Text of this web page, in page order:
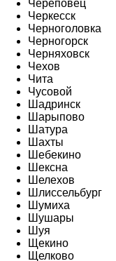
Череповец
Черкесск
Черноголовка
Черногорск
Черняховск
Чехов
Чита
Чусовой
Шадринск
Шарыпово
Шатура
Шахты
Шебекино
Шексна
Шелехов
Шлиссельбург
Шумиха
Шушары
Шуя
Щекино
Щелково